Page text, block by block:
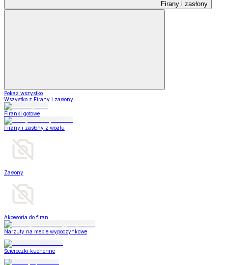
Firany i zasłony
Pokaż wszystko
Wszystko z Firany i zasłony
Firanki gotowe
Firany i zasłony z woalu
Zasłony
Akcesoria do firan
Narzuty na meble wypoczynkowe
Ściereczki kuchenne